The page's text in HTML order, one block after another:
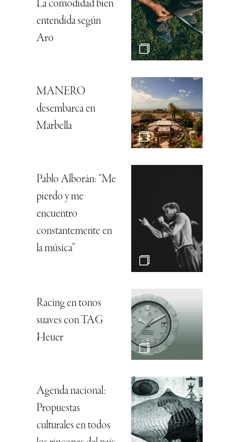
La comodidad bien
entendida según
Aro
MANERO
desembarca en
Marbella
Pablo Alborán: “Me
pierdo y me
encuentro
constantemente en
la música”
Racing en tonos
suaves con TAG
Heuer
Agenda nacional:
Propuestas
culturales en todos